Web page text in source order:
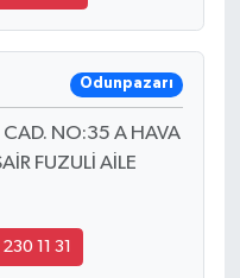
Odunpazarı
CAD. NO:35 A HAVA
FUZULİ AİLE
11 31